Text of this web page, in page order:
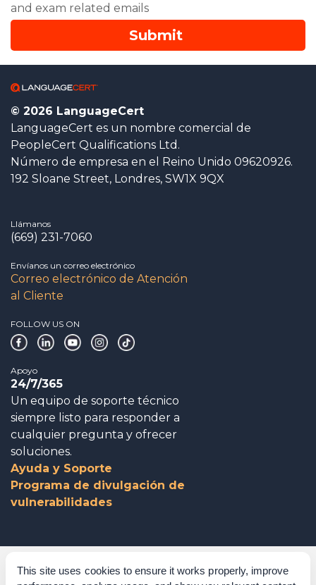
This site uses cookies to ensure it works properly, improve
and exam related emails
© 2026 LanguageCert
LanguageCert es un nombre comercial de
PeopleCert Qualifications Ltd.
Número de empresa en el Reino Unido 09620926.
192 Sloane Street, Londres, SW1X 9QX
Llámanos
(669) 231-7060
Envíanos un correo electrónico
Correo electrónico de Atención
al Cliente
FOLLOW US ON
Apoyo
24/7/365
Un equipo de soporte técnico
siempre listo para responder a
cualquier pregunta y ofrecer
soluciones.
Ayuda y Soporte
Programa de divulgación de
vulnerabilidades
Gobierno corporativo